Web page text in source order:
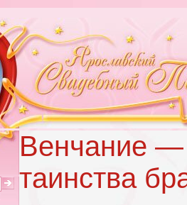
Венчание
таинства